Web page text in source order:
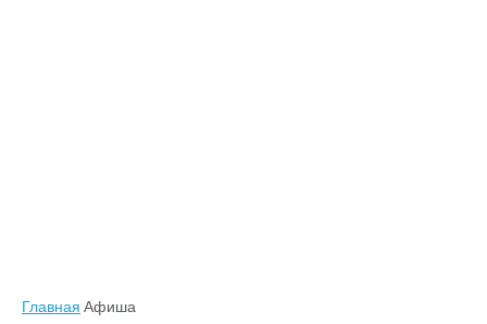
Главная Афиша